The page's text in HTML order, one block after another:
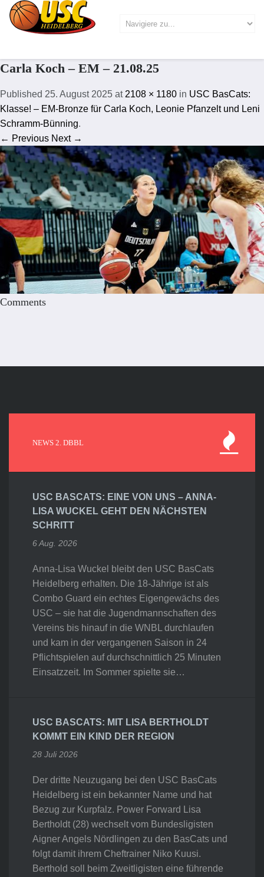
Carla Koch – EM – 21.08.25
Published 25. August 2025 at 2108 × 1180 in USC BasCats:
Klasse! – EM-Bronze für Carla Koch, Leonie Pfanzelt und Leni
Schramm-Bünning.
← Previous Next →
Comments
NEWS 2. DBBL
USC BASCATS: EINE VON UNS – ANNA-
LISA WUCKEL GEHT DEN NÄCHSTEN
SCHRITT
6 Aug. 2026
Anna-Lisa Wuckel bleibt den USC BasCats
Heidelberg erhalten. Die 18-Jährige ist als
Combo Guard ein echtes Eigengewächs des
USC – sie hat die Jugendmannschaften des
Vereins bis hinauf in die WNBL durchlaufen
und kam in der vergangenen Saison in 24
Pflichtspielen auf durchschnittlich 25 Minuten
Einsatzzeit. Im Sommer spielte sie…
USC BASCATS: MIT LISA BERTHOLDT
KOMMT EIN KIND DER REGION
28 Juli 2026
Der dritte Neuzugang bei den USC BasCats
Heidelberg ist ein bekannter Name und hat
Bezug zur Kurpfalz. Power Forward Lisa
Bertholdt (28) wechselt vom Bundesligisten
Aigner Angels Nördlingen zu den BasCats und
folgt damit ihrem Cheftrainer Niko Kuusi.
Berthold soll beim Zweitligisten eine führende